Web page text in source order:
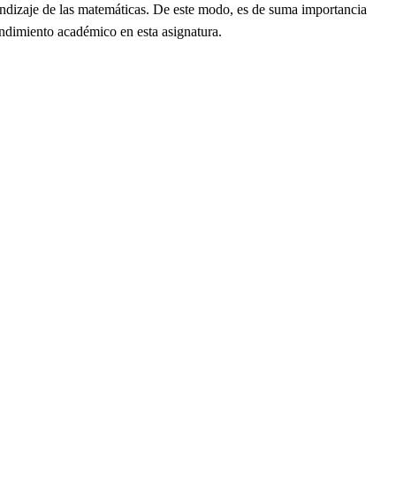
de las matemáticas. De este modo, es de suma importancia
académico en esta asignatura.